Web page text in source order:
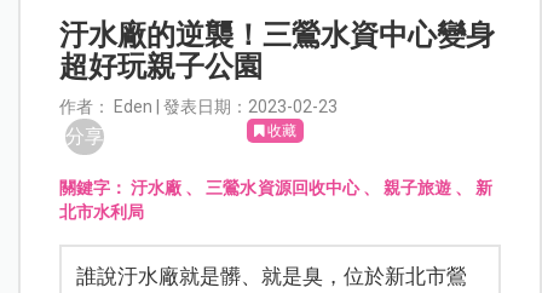
汙水廠的逆襲！三鶯水資中心變身
超好玩親子公園
作者： Eden | 發表日期：2023-02-23
分享 收藏
關鍵字：汙水廠 、三鶯水資源回收中心、 親子旅遊、 新
北市水利局
誰說汙水廠就是髒、就是臭，位於新北市鶯